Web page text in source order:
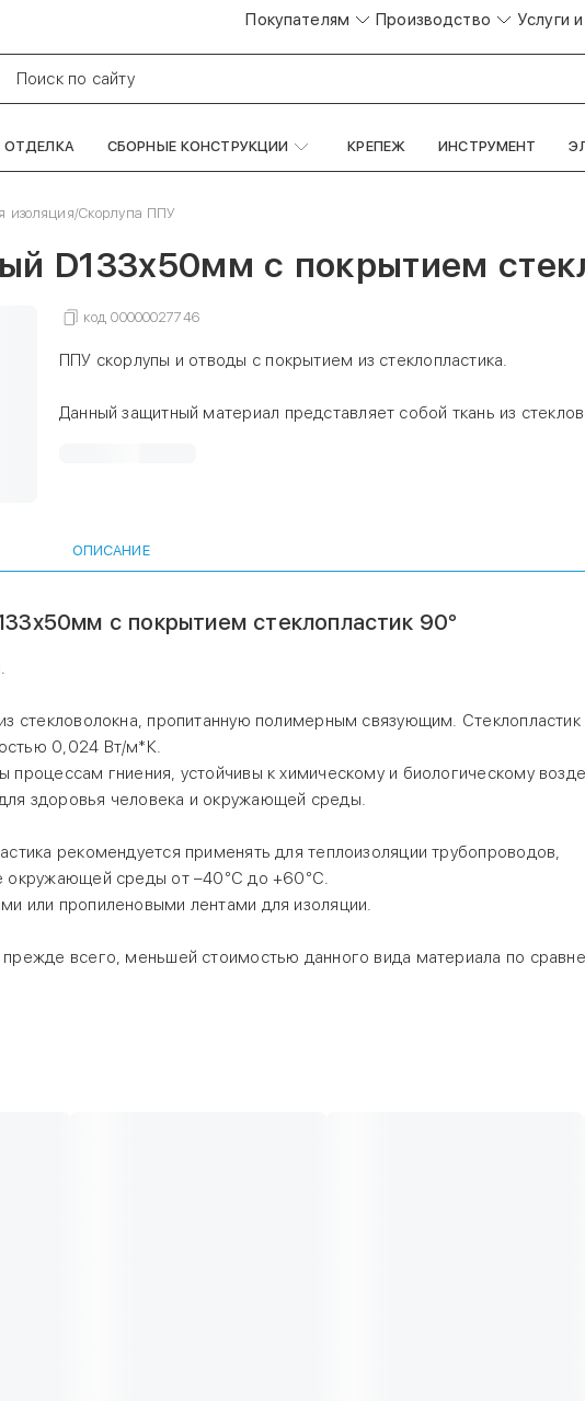
Покупателям Производство Услуги
Поиск по сайту
ОТДЕЛКА СБОРНЫЕ КОНСТРУКЦИИ КРЕПЕЖ ИНСТРУМЕНТ
изоляция/Скорлупа ППУ
D133х50мм с покрытием
код00000027746
ППУ скорлупы и отводы с покрытием из стеклопластика.
Данный защитный материал представляет собой ткань из
материал является водонепроницаемым, безопасным для
человека и окружающей среды.
Скорлупы и отводы с защитным покрытием из стеклопластика
При монтаже скорлупы и отводы фиксируются бандажами или
пропиленовыми лентами для изоляции.
Широкое применение для теплоизоляции объясняется, прежде
металлическими защитными покрытиями.
ОПИСАНИЕ
с покрытием стеклопластик 90°
стекловолокна, пропитанную полимерным связующим. Стеклопластик
0,024 Вт/м*К.
гниения, устойчивы к химическому и биологическому
здоровья человека и окружающей среды.
рекомендуется применять для теплоизоляции трубопроводов,
окружающей среды от –40°С до +60°С.
или пропиленовыми лентами для изоляции.
всего, меньшей стоимостью данного вида материала по